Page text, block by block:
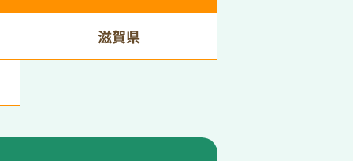
滋賀県